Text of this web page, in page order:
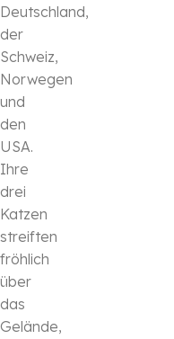
Deutschland,
der
Schweiz,
Norwegen
und
den
USA.
Ihre
drei
Katzen
streiften
fröhlich
über
das
Gelände,